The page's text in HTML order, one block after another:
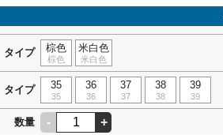
タイプ 棕色
棕色
米白色
米白色
タイプ 35
35
36
36
37
37
38
38
39
39
数量 - +